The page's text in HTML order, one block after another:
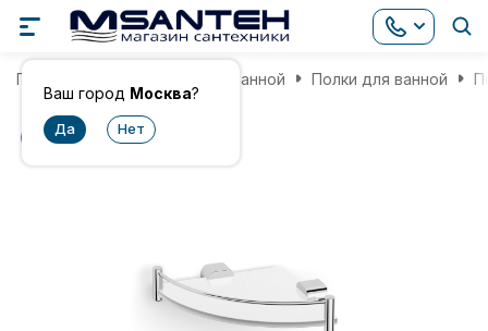
Ваш город Москва?
Главная Аксессуары для ванной Полки для ванной
хит